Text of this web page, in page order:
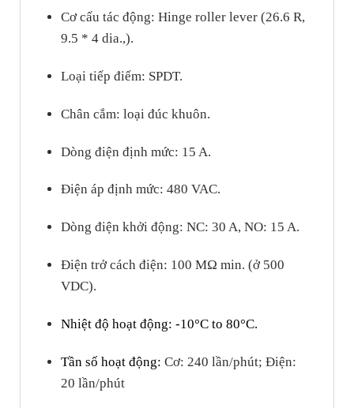
Cơ cấu tác động: Hinge roller lever (26.6 R,
9.5 * 4 dia.,).
Loại tiếp điểm: SPDT.
Chân cắm: loại đúc khuôn.
Dòng điện định mức: 15 A.
Điện áp định mức: 480 VAC.
Dòng điện khởi động: NC: 30 A, NO: 15 A.
Điện trở cách điện: 100 MΩ min. (ở 500
VDC).
Nhiệt độ hoạt động: -10°C to 80°C.
Tần số hoạt động: Cơ: 240 lần/phút; Điện:
20 lần/phút